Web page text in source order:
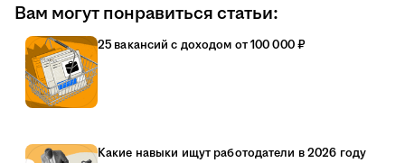
Вам могут понравиться статьи:
25 вакансий с доходом от 100 000 ₽
Какие навыки ищут работодатели в 2026 году